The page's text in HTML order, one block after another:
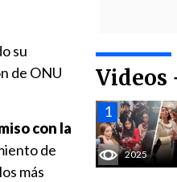
Videos
2025
su
de ONU
con la
de
más